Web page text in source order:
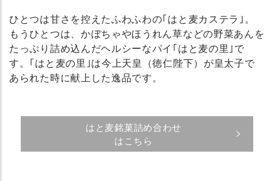
ひとつは甘さを控えたふわふわの｢はと麦カステラ｣。
もうひとつは、かぼちゃやほうれん草などの野菜あんを
たっぷり詰め込んだヘルシーなパイ｢はと麦の里｣で
す。｢はと麦の里｣は今上天皇（徳仁陛下）が皇太子で
あられた時に献上した逸品です。
はと麦銘菓詰め合わせ
はこちら